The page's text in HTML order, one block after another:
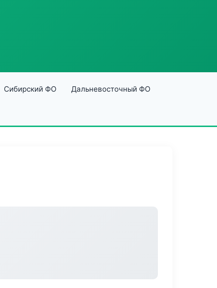
Сибирский ФО Дальневосточный ФО